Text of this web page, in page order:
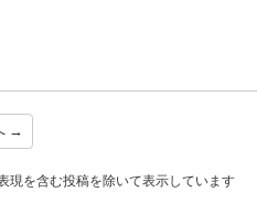
し込みください。
ど、お届け商品と多少異なる場
地表示制度]の経過措置期間の終
国・原材料の表記が旧表記の場
申込みください。なお、本理由
→
を含む投稿を除いて表示しています